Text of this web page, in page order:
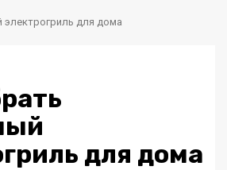
для дома
для дома